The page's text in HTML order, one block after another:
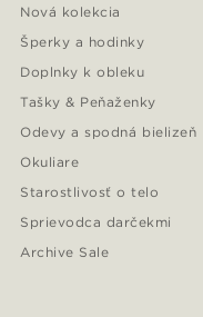
Nová kolekcia
Šperky a hodinky
Doplnky k obleku
Tašky & Peňaženky
Odevy a spodná bielizeň
Okuliare
Starostlivosť o telo
Sprievodca darčekmi
Archive Sale